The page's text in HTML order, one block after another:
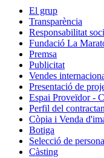
El grup
Transparència
Responsabilitat
Fundació La
Premsa
Publicitat
Vendes
Presentació de
Espai Proveïdor -
Perfil del
Còpia i Venda
Botiga
Selecció de
Càsting